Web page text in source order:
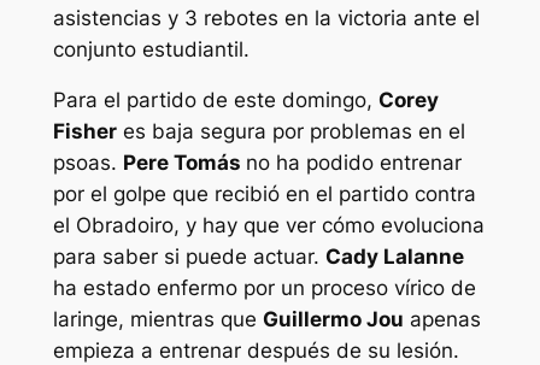
asistencias y 3 rebotes en la victoria ante el
conjunto estudiantil.
Para el partido de este domingo, Corey
Fisheres baja segura por problemas en el
psoas. Pere Tomás no ha podido entrenar
por el golpe que recibió en el partido contra
el Obradoiro, y hay que ver cómo evoluciona
para saber si puede actuar. Cady Lalanne
ha estado enfermo por un proceso vírico de
laringe, mientras que Guillermo Jou apenas
empieza a entrenar después de su lesión.